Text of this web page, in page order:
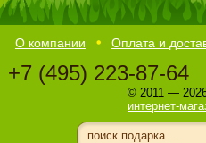
О компании Оплата и
+7 (495) 223-87-64
© 2011 —
интернет-